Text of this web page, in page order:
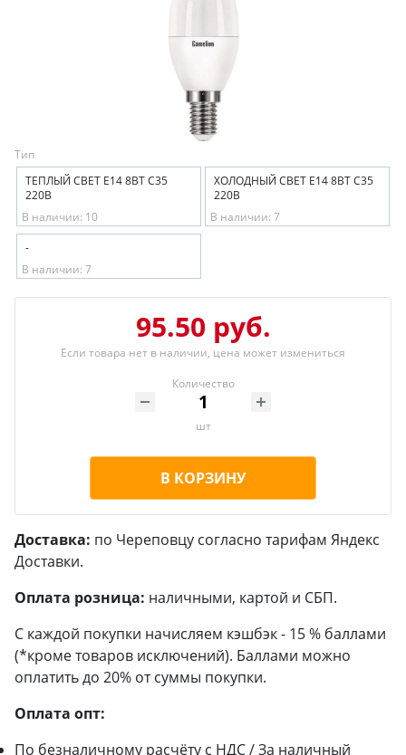
Тип
ТЕПЛЫЙ СВЕТ E14 8ВТ C35
220В
В наличии: 10
ХОЛОДНЫЙ СВЕТ E14 8ВТ C35
220В
В наличии: 7
-
В наличии: 7
95.50 руб.
Если товара нет в наличии, цена может измениться
Количество
шт
В КОРЗИНУ
Доставка: по Череповцу согласно тарифам Яндекс
Доставки.
Оплата розница: наличными, картой и СБП.
С каждой покупки начисляем кэшбэк - 15 % баллами
(*кроме товаров исключений). Баллами можно
оплатить до 20% от суммы покупки.
Оплата опт:
По безналичному расчёту с НДС / За наличный